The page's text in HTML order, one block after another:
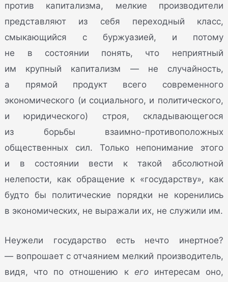
против капитализма, мелкие производители
представляют из себя переходный класс,
смыкающийся с буржуазией, и потому
не в состоянии понять, что неприятный
им крупный капитализм — не случайность,
а прямой продукт всего современного
экономического (и социального, и политического,
и юридического) строя, складывающегося
из борьбы взаимно-противоположных
общественных сил. Только непонимание этого
и в состоянии вести к такой абсолютной
нелепости, как обращение к «государству», как
будто бы политические порядки не коренились
в экономических, не выражали их, не служили им.
Неужели государство есть нечто инертное?
— вопрошает с отчаянием мелкий производитель,
видя, что по отношению к егоинтересам оно,